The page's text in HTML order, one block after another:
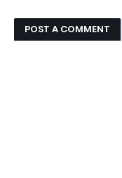
POST A COMMENT